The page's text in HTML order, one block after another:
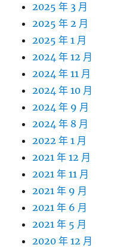
2025 年 3 月
2025 年 2 月
2025 年 1 月
2024 年 12 月
2024 年 11 月
2024 年 10 月
2024 年 9 月
2024 年 8 月
2022 年 1 月
2021 年 12 月
2021 年 11 月
2021 年 9 月
2021 年 6 月
2021 年 5 月
2020 年 12 月